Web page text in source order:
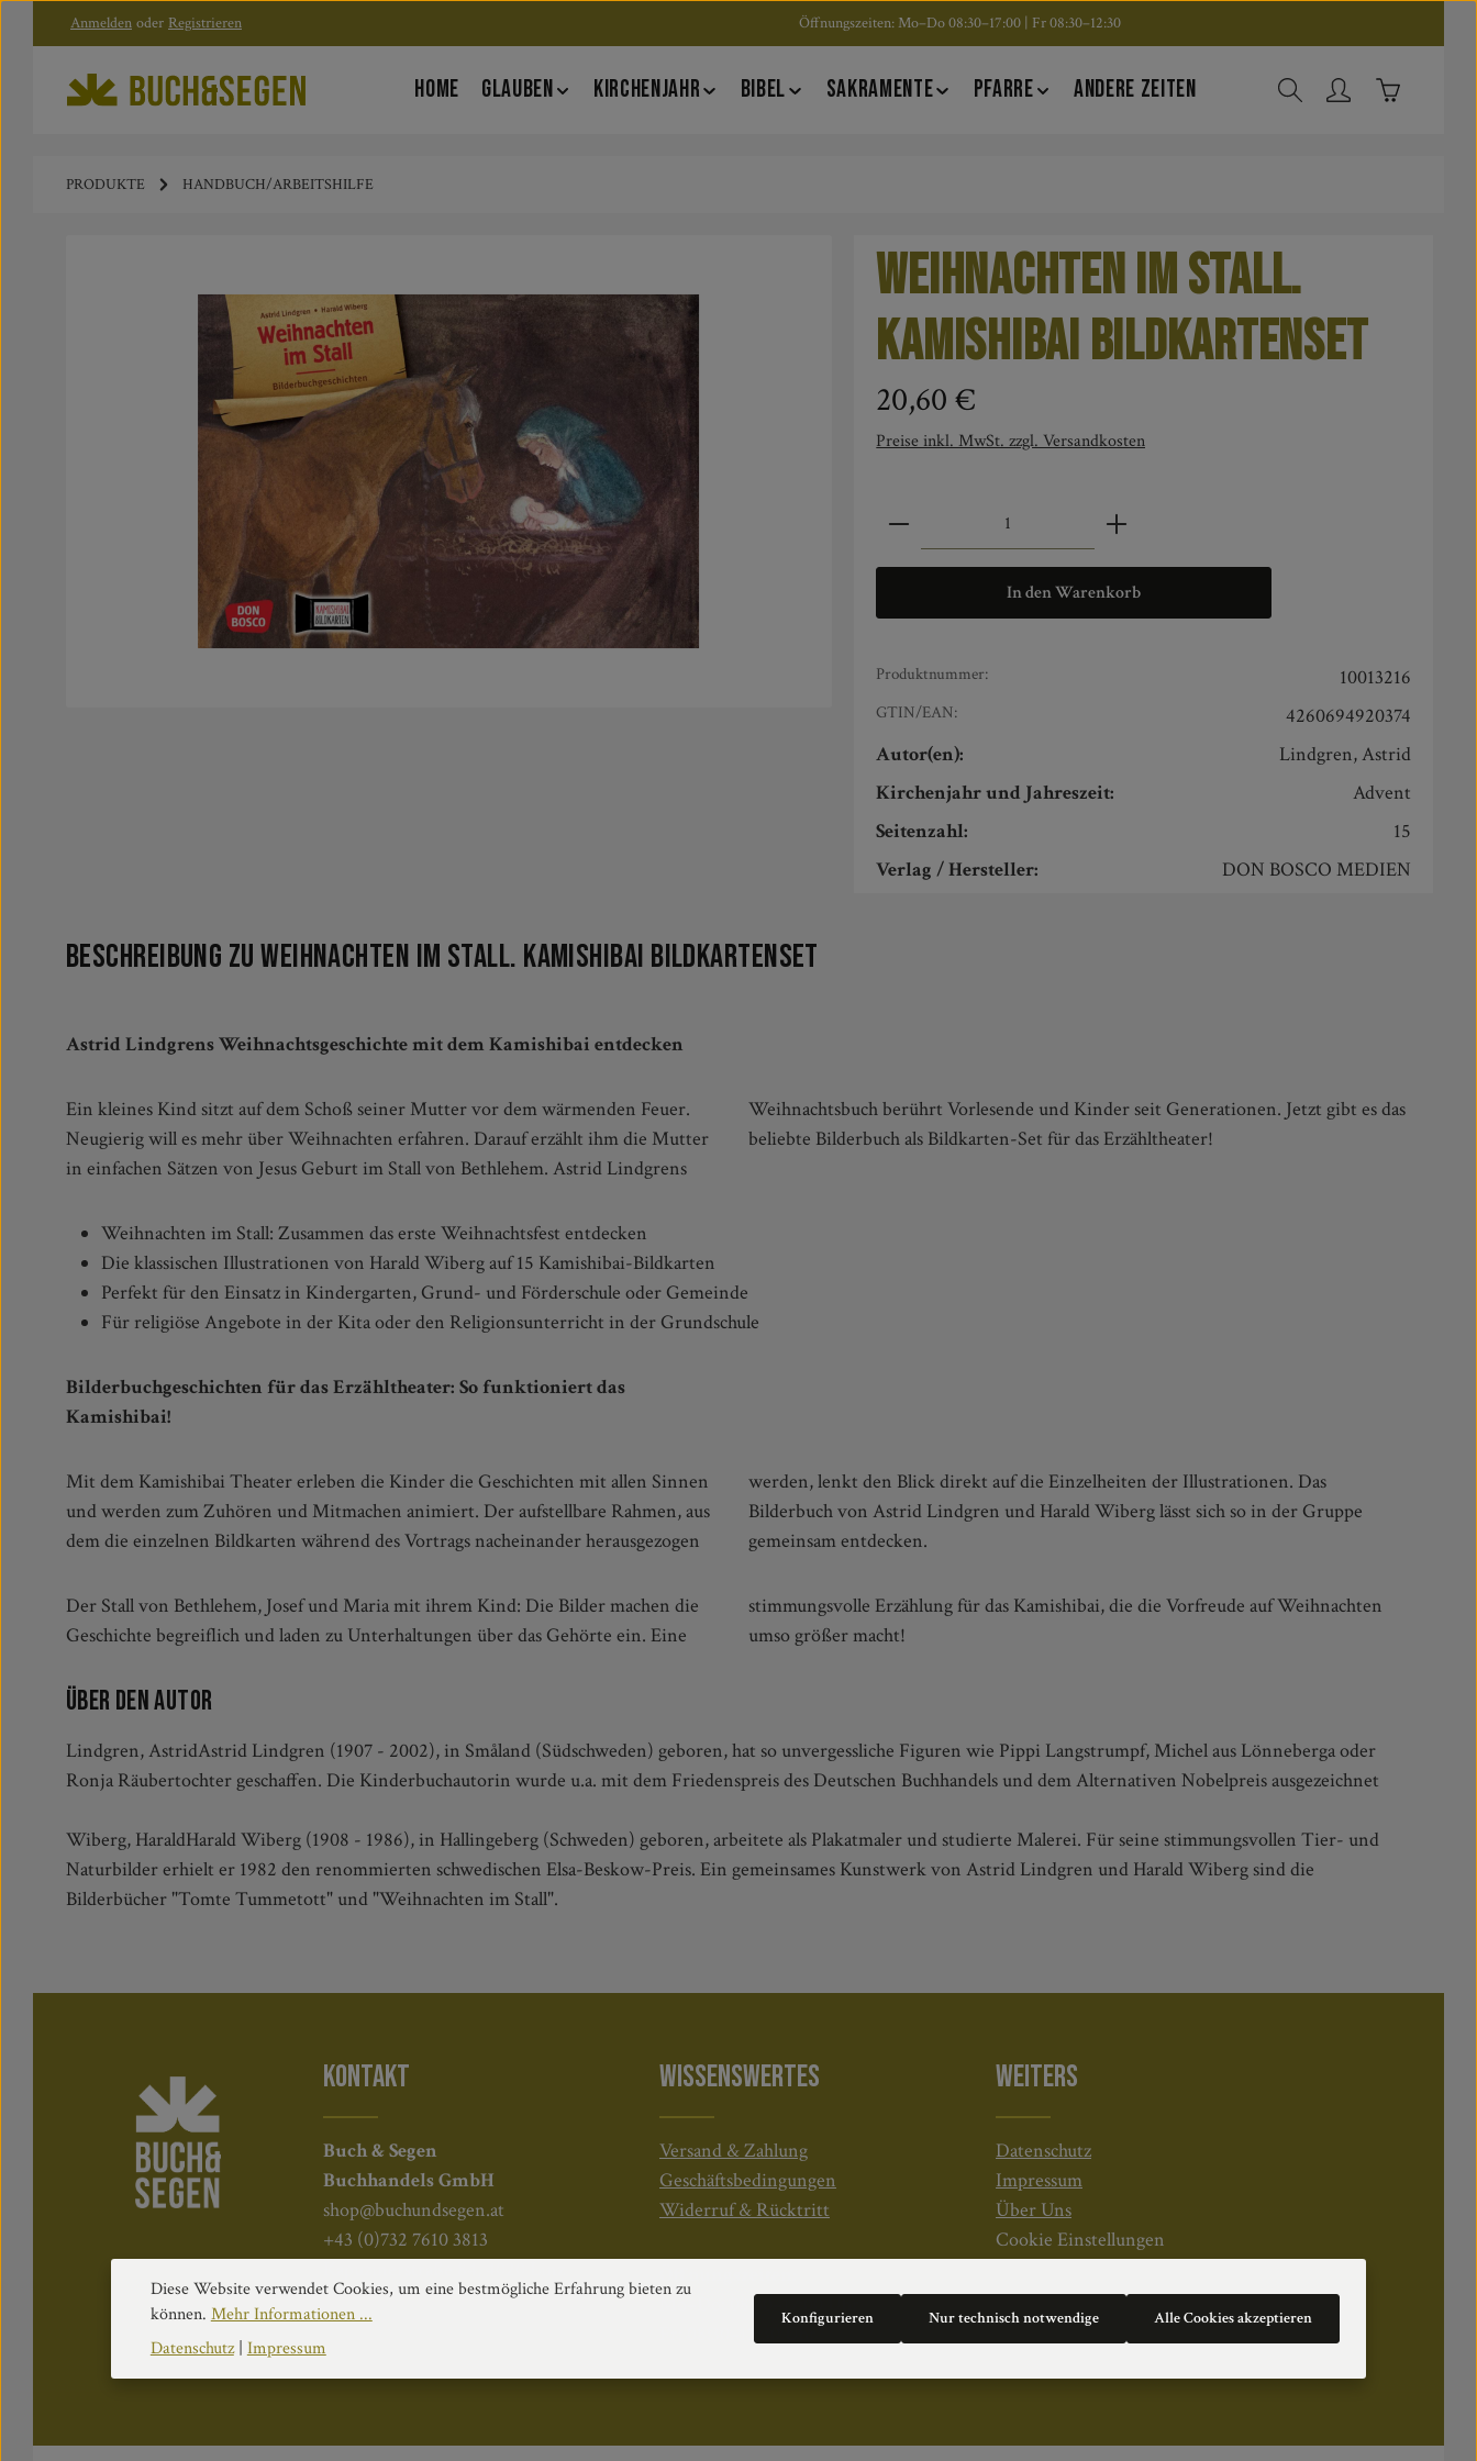
Zum Hauptinhalt springen
Zur Hauptnavigation springen
Anmelden oder Registrieren Öffnungszeiten: Mo–Do 08:30–17:00 | Fr 08:30–12:30
HOME GLAUBEN KIRCHENJAHR BIBEL SAKRAMENTE PFARRE ANDERE ZEITEN Warenkorb
PRODUKTE HANDBUCH/ARBEITSHILFE
Weihnachten im Stall.
Kamishibai Bildkartenset
Regulärer Preis:
20,60 €
Preise inkl. MwSt. zzgl. Versandkosten
Produkt Anzahl: Gib den gewünschten Wert ein oder
In den Warenkorb
Produktnummer: 10013216
GTIN/EAN:
4260694920374
Autor(en):
Lindgren, Astrid
Kirchenjahr und Jahreszeit:
Advent
Seitenzahl:
15
Verlag / Hersteller:
DON BOSCO MEDIEN
Beschreibung zu Weihnachten im Stall. Kamishibai Bildkartenset
Astrid Lindgrens Weihnachtsgeschichte mit dem Kamishibai entdecken
Ein kleines Kind sitzt auf dem Schoß seiner Mutter vor dem wärmenden Feuer.
Neugierig will es mehr über Weihnachten erfahren. Darauf erzählt ihm die Mutter
in einfachen Sätzen von Jesus Geburt im Stall von Bethlehem. Astrid Lindgrens
Weihnachtsbuch berührt Vorlesende und Kinder seit Generationen. Jetzt gibt es das
beliebte Bilderbuch als Bildkarten-Set für das Erzähltheater!
Weihnachten im Stall: Zusammen das erste Weihnachtsfest entdecken
Die klassischen Illustrationen von Harald Wiberg auf 15 Kamishibai-Bildkarten
Perfekt für den Einsatz in Kindergarten, Grund- und Förderschule oder Gemeinde
Für religiöse Angebote in der Kita oder den Religionsunterricht in der Grundschule
Bilderbuchgeschichten für das Erzähltheater: So funktioniert das
Kamishibai!
Mit dem Kamishibai Theater erleben die Kinder die Geschichten mit allen Sinnen
und werden zum Zuhören und Mitmachen animiert. Der aufstellbare Rahmen, aus
dem die einzelnen Bildkarten während des Vortrags nacheinander herausgezogen
werden, lenkt den Blick direkt auf die Einzelheiten der Illustrationen. Das
Bilderbuch von Astrid Lindgren und Harald Wiberg lässt sich so in der Gruppe
gemeinsam entdecken.
Der Stall von Bethlehem, Josef und Maria mit ihrem Kind: Die Bilder machen die
Geschichte begreiflich und laden zu Unterhaltungen über das Gehörte ein. Eine
stimmungsvolle Erzählung für das Kamishibai, die die Vorfreude auf Weihnachten
umso größer macht!
Über den Autor
Lindgren, AstridAstrid Lindgren (1907 - 2002), in Småland (Südschweden) geboren, hat so unvergessliche Figuren wie Pippi Langstrumpf, Michel aus Lönneberga oder
Ronja Räubertochter geschaffen. Die Kinderbuchautorin wurde u.a. mit dem Friedenspreis des Deutschen Buchhandels und dem Alternativen Nobelpreis ausgezeichnet
Wiberg, HaraldHarald Wiberg (1908 - 1986), in Hallingeberg (Schweden) geboren, arbeitete als Plakatmaler und studierte Malerei. Für seine stimmungsvollen Tier- und
Naturbilder erhielt er 1982 den renommierten schwedischen Elsa-Beskow-Preis. Ein gemeinsames Kunstwerk von Astrid Lindgren und Harald Wiberg sind die
Bilderbücher "Tomte Tummetott" und "Weihnachten im Stall".
KONTAKT
Buch & Segen
Buchhandels GmbH
shop@buchundsegen.at
+43 (0)732 7610 3813
WISSENSWERTES
Versand & Zahlung
Geschäftsbedingungen
Widerruf & Rücktritt
Mo–Do: 08:30–17:00 Uhr
WEITERS
Datenschutz
Impressum
Über Uns
Cookie Einstellungen
Diese Website verwendet Cookies, um eine bestmögliche Erfahrung bieten zu
können. Mehr Informationen ...
Datenschutz| Impressum
Nur technisch notwendige
Konfigurieren Alle Cookies akzeptieren